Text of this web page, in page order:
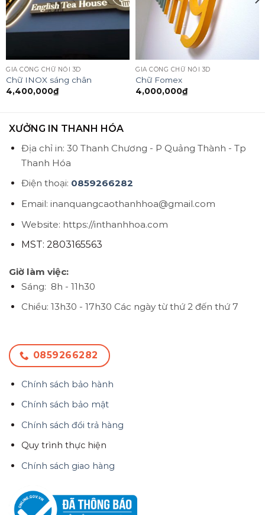
GIA CÔNG CHỮ NỔI 3D
Chữ INOX sáng chân
4,400,000₫
GIA CÔNG CHỮ NỔI 3D
Chữ Fomex
4,000,000₫
XƯỞNG IN THANH HÓA
Địa chỉ in: 30 Thanh Chương - P Quảng Thành - Tp
Thanh Hóa
Điện thoại: 0859266282
Email: inanquangcaothanhhoa@gmail.com
Website: https://inthanhhoa.com
MST: 2803165563
Giờ làm việc:
Sáng: 8h - 11h30
Chiều: 13h30 - 17h30 Các ngày từ thứ 2 đến thứ 7
0859266282
Chính sách bảo hành
Chính sách bảo mật
Chính sách đổi trả hàng
Quy trình thực hiện
Chính sách giao hàng